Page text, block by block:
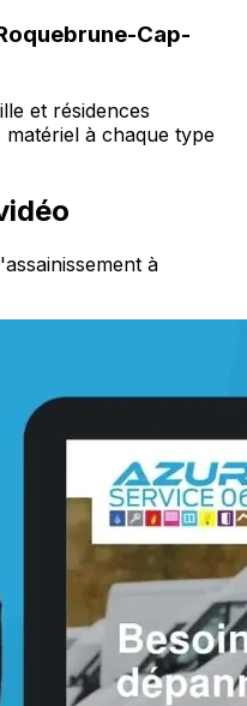
Cap-
et résidences
à chaque type
à